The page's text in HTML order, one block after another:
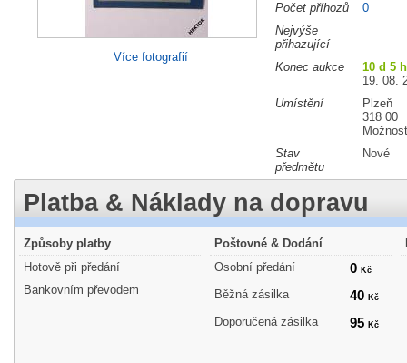
Více fotografií
Počet příhozů
0
Nejvýše
přihazující
Konec aukce
10 d 5
19. 08.
Umístění
Plzeň
318 00
Stav
předmětu
Nové
Platba & Náklady na dopravu
Způsoby platby
Hotově při předání
Bankovním převodem
Poštovné & Dodání
Osobní předání
0 Kč
Běžná zásilka 40 Kč
Doporučená zásilka 95 Kč